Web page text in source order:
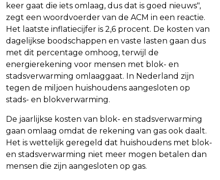
keer gaat die iets omlaag, dus dat is goed nieuws",
zegt een woordvoerder van de ACM in een reactie.
Het laatste inflatiecijfer is 2,6 procent. De kosten van
dagelijkse boodschappen en vaste lasten gaan dus
met dit percentage omhoog, terwijl de
energierekening voor mensen met blok- en
stadsverwarming omlaaggaat. In Nederland zijn
tegen de miljoen huishoudens aangesloten op
stads- en blokverwarming.
De jaarlijkse kosten van blok- en stadsverwarming
gaan omlaag omdat de rekening van gas ook daalt.
Het is wettelijk geregeld dat huishoudens met blok-
en stadsverwarming niet meer mogen betalen dan
mensen die zijn aangesloten op gas.